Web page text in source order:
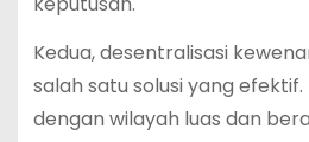
Kedua, desentralisasi
salah satu solusi yang
dengan wilayah luas dan